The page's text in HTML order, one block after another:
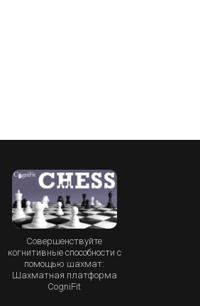
Совершенствуйте
когнитивные способности с
помощью шахмат:
Шахматная платформа
CogniFit